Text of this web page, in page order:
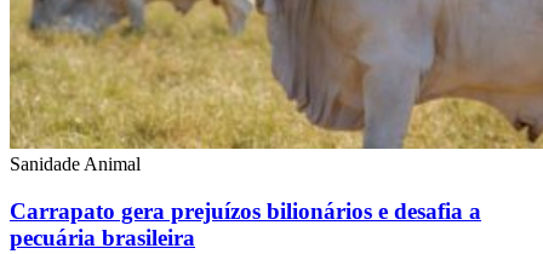
Sanidade Animal
Carrapato gera prejuízos bilionários e desafia a
pecuária brasileira